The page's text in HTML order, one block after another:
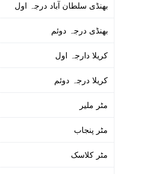
بھنڈی سلطان آباد درجہ اول
بھنڈی درجہ دوئم
کریلا دارجہ اول
کریلا درجہ دوئم
مٹر ملیر
مٹر پنجاب
مٹر کلاسک